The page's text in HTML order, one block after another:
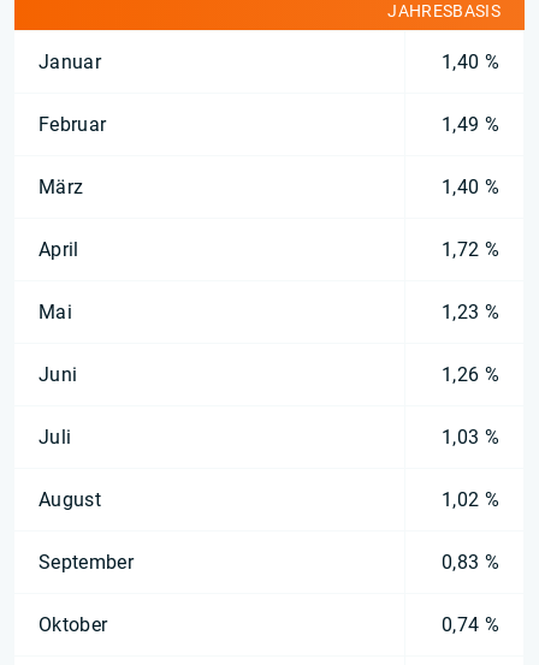
JAHRESBASIS
Januar 1,40 %
Februar 1,49 %
März 1,40 %
April 1,72 %
Mai 1,23 %
Juni 1,26 %
Juli 1,03 %
August 1,02 %
September 0,83 %
Oktober 0,74 %